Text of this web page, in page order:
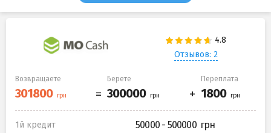
Отзывов: 2
Возвращаете Берете Переплата
1й кредит 50000 - 500000